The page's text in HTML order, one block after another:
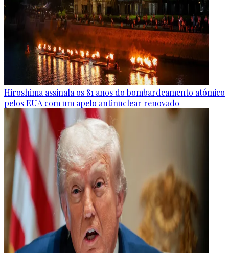
Hiroshima assinala os 81 anos do bombardeamento atómico
pelos EUA com um apelo antinuclear renovado